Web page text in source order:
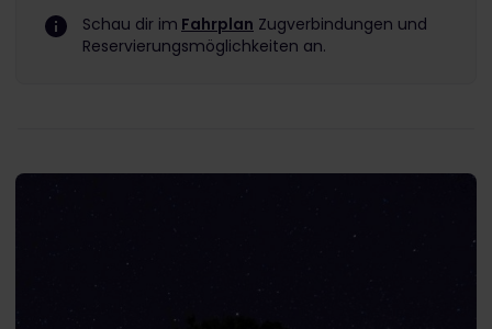
Schau dir im Fahrplan Zugverbindungen und
Reservierungsmöglichkeiten an.